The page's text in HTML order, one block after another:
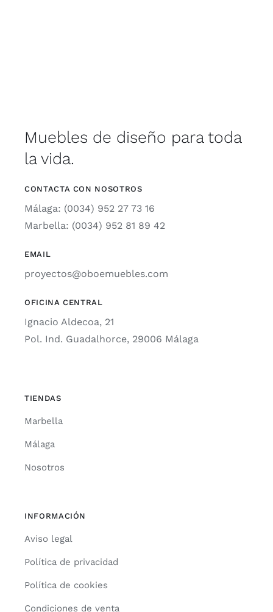
Muebles de diseño para toda
la vida.
CONTACTA CON NOSOTROS
Málaga: (0034) 952 27 73 16
Marbella: (0034) 952 81 89 42
EMAIL
proyectos@oboemuebles.com
OFICINA CENTRAL
Ignacio Aldecoa, 21
Pol. Ind. Guadalhorce, 29006 Málaga
TIENDAS
Marbella
Málaga
Nosotros
INFORMACIÓN
Aviso legal
Política de privacidad
Política de cookies
Condiciones de venta